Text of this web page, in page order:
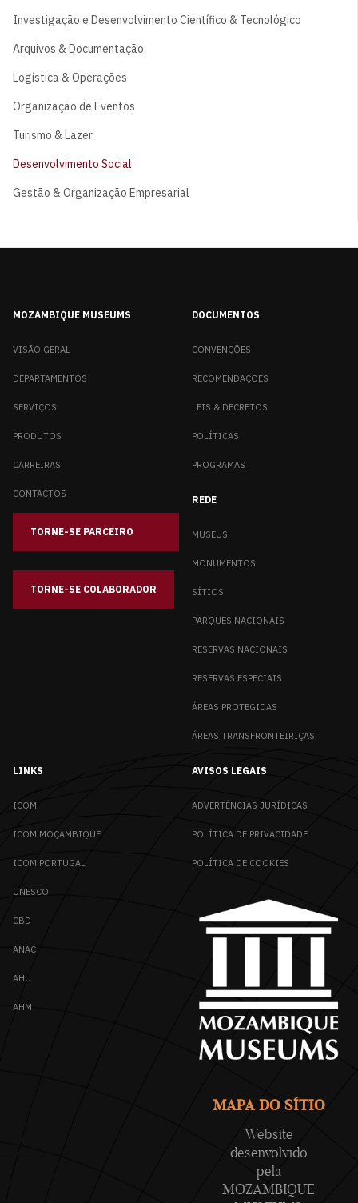
Investigação e Desenvolvimento Científico & Tecnológico
Arquivos & Documentação
Logística & Operações
Organização de Eventos
Turismo & Lazer
Desenvolvimento Social
Gestão & Organização Empresarial
MOZAMBIQUE MUSEUMS
VISÃO GERAL
DEPARTAMENTOS
SERVIÇOS
PRODUTOS
CARREIRAS
CONTACTOS
TORNE-SE PARCEIRO
TORNE-SE COLABORADOR
DOCUMENTOS
CONVENÇÕES
RECOMENDAÇÕES
LEIS & DECRETOS
POLÍTICAS
PROGRAMAS
REDE
MUSEUS
MONUMENTOS
SÍTIOS
PARQUES NACIONAIS
RESERVAS NACIONAIS
RESERVAS ESPECIAIS
ÁREAS PROTEGIDAS
ÁREAS TRANSFRONTEIRIÇAS
LINKS
ICOM
ICOM MOÇAMBIQUE
ICOM PORTUGAL
UNESCO
CBD
ANAC
AHU
AHM
AVISOS LEGAIS
ADVERTÊNCIAS JURÍDICAS
POLÍTICA DE PRIVACIDADE
POLÍTICA DE COOKIES
MAPA DO SÍTIO
Website
desenvolvido
pela
MOZAMBIQUE